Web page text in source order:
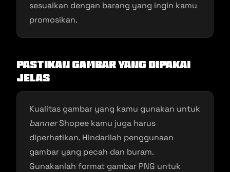
sesuaikan dengan barang yang ingin kamu
promosikan.
Pastikan Gambar yang Dipakai
Jelas
Kualitas gambar yang kamu gunakan untuk
bannerShopee kamu juga harus
diperhatikan. Hindarilah penggunaan
gambar yang pecah dan buram.
Gunakanlah format gambar PNG untuk